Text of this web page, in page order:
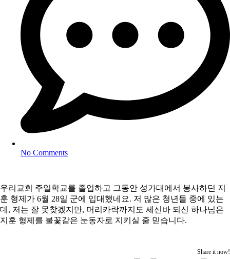
No Comments
우리교회 주일학교를 졸업하고 그동안 성가대에서 봉사하던 지
훈 형제가 6월 28일 군에 입대했네요. 저 많은 청년들 중에 있는
데, 저는 잘 못찾겠지만, 머리카락까지도 세신바 되신 하나님은
지훈 형제를 불꽃같은 눈동자로 지키실 줄 믿습니다.
Share it now!